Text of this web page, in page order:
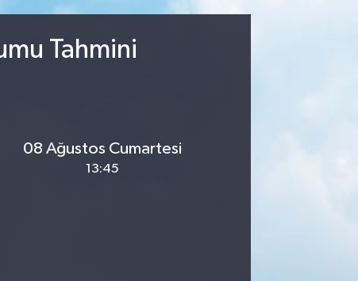
Tahmini
08 Ağustos Cumartesi
13:45